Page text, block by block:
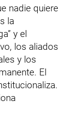
nadie quiere
la
y el
los aliados
y los
El